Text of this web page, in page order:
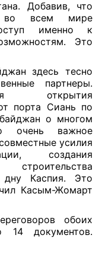
Добавив, что
во всем мире
именно к
Это
здесь тесно
партнеры.
открытия
порта Сиань по
о многом
очень важное
усилия
создания
строительства
дну Каспия. Это
Касым-Жомарт
обоих
14 документов.